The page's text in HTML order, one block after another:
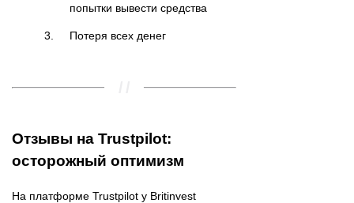
попытки вывести средства
Потеря всех денег
Отзывы на Trustpilot:
осторожный оптимизм
На платформе Trustpilot у Britinvest